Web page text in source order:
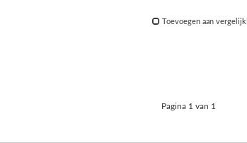
Toevoegen aan
Pagina 1 van 1